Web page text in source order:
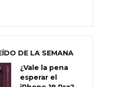
DE LA SEMANA
¿Vale la pena
esperar el